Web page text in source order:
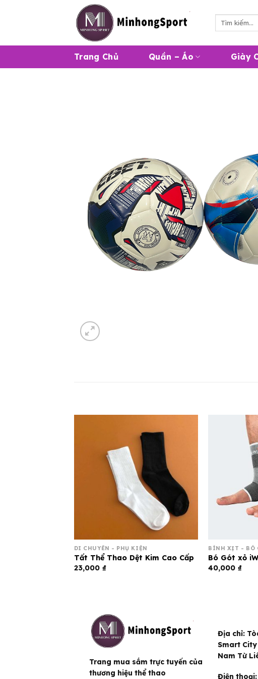
Tìm
Trang Chủ Quần – Áo Giày
DI CHUYỂN - PHỤ KIỆN
Tất Thể Thao Dệt Kim Cao Cấp
23,000 ₫
BÌNH XỊT - BÓ
Bó Gót xỏ
40,000₫
Trang mua sắm trực tuyến của
thương hiệu thể thao
Địa chỉ:
Smart City
Nam Từ
Điện thoại: